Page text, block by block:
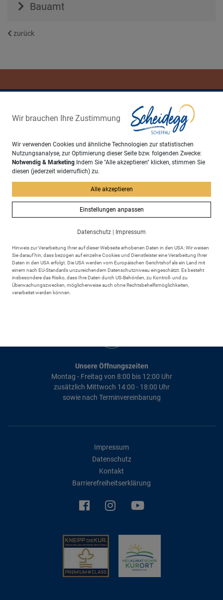
Bauamt
zurück
Adresse
Markt Scheidegg
88175 Scheidegg
Kontakt
+49 8381 895 - 0
+49 8381 895 - 43
rathaus@markt-scheidegg.de
Unsere Öffnungszeiten
Montag - Freitag von 8:00 bis 12:00 Uhr
zusätzlich Mittwoch 14:00 - 18:00 Uhr
sowie nach Terminvereinbarung
Impressum
Datenschutz
Kontakt
Barrierefreiheitserklärung
Wir brauchen Ihre Zustimmung
Wir verwenden Cookies und ähnliche Technologien zur statistischen
Nutzungsanalyse, zur Optimierung dieser Seite bzw. folgenden Zwecke:
Notwendig & Marketing Indem Sie "Alle akzeptieren" klicken, stimmen Sie
diesen (jederzeit widerruflich) zu.
Alle akzeptieren
Einstellungen anpassen
Datenschutz | Impressum
Hinweis zur Verarbeitung Ihrer auf dieser Webseite erhobenen Daten in den USA: Wir weisen
Sie darauf hin, dass bezogen auf einzelne Cookies und Dienstleister eine Verarbeitung Ihrer
Daten in den USA erfolgt. Die USA werden vom Europäischen Gerichtshof als ein Land mit
einem nach EU-Standards unzureichendem Datenschutzniveau eingeschätzt. Es besteht
insbesondere das Risiko, dass Ihre Daten durch US-Behörden, zu Kontroll- und zu
Überwachungszwecken, möglicherweise auch ohne Rechtsbehelfsmöglichkeiten,
verarbeitet werden können.